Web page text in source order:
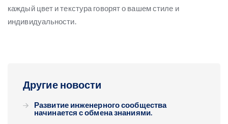
каждый цвет и текстура говорят о вашем стиле и
индивидуальности.
Другие новости
Развитие инженерного сообщества
начинается с обмена знаниями.